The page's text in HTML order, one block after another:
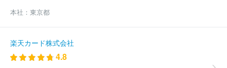
本社： 東京都
楽天カード株式会社
4.8